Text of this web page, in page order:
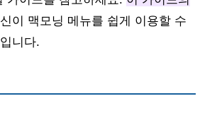
이 맥모닝 메뉴를 쉽게 이용할 수
니다.